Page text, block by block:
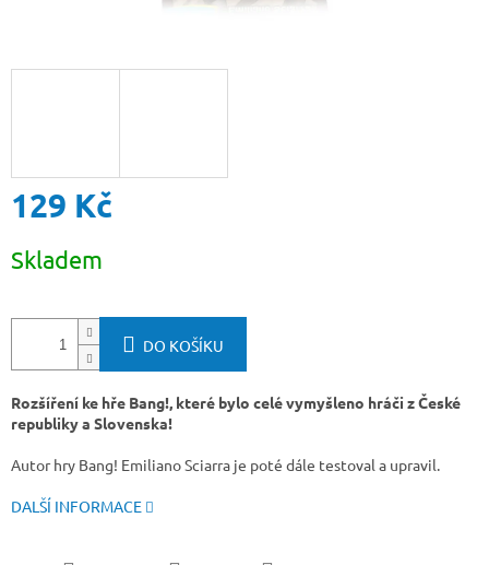
129 Kč
cena:
Skladem
DO KOŠÍKU
Rozšíření ke hře Bang!, které bylo celé vymyšleno hráči z České
republiky a Slovenska!
Autor hry Bang! Emiliano Sciarra je poté dále testoval a upravil.
DALŠÍ INFORMACE